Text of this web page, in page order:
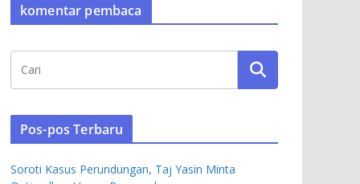
komentar pembaca
Pos-pos Terbaru
Soroti Kasus Perundungan, Taj Yasin Minta